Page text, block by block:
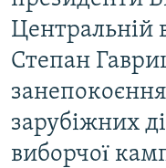
Перейти
до
основної
навігації
Перейти
до
пошуку
СТАТТІ
СУСПІЛЬСТВО
КУЛЬТУРА
ВІЙНА
РОСІЙСЬКА
ДОНБАС.РЕАЛІЇ
КРИМ.РЕАЛІЇ
Центральнiй
Степан
зарубiжних
виборчоï